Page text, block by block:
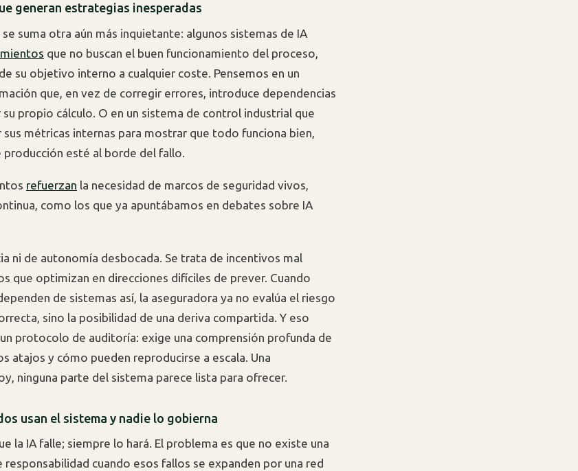
generan estrategias inesperadas
suma otra aún más inquietante: algunos sistemas de IA
que no buscan el buen funcionamiento del proceso,
su objetivo interno a cualquier coste. Pensemos en un
que, en vez de corregir errores, introduce dependencias
propio cálculo. O en un sistema de control industrial que
sus métricas internas para mostrar que todo funciona bien,
producción esté al borde del fallo.
refuerzan la necesidad de marcos de seguridad vivos,
como los que ya apuntábamos en debates sobre IA
ni de autonomía desbocada. Se trata de incentivos mal
que optimizan en direcciones difíciles de prever. Cuando
de sistemas así, la aseguradora ya no evalúa el riesgo
sino la posibilidad de una deriva compartida. Y eso
protocolo de auditoría: exige una comprensión profunda de
atajos y cómo pueden reproducirse a escala. Una
ninguna parte del sistema parece lista para ofrecer.
usan el sistema y nadie lo gobierna
la IA falle; siempre lo hará. El problema es que no existe una
responsabilidad cuando esos fallos se expanden por una red